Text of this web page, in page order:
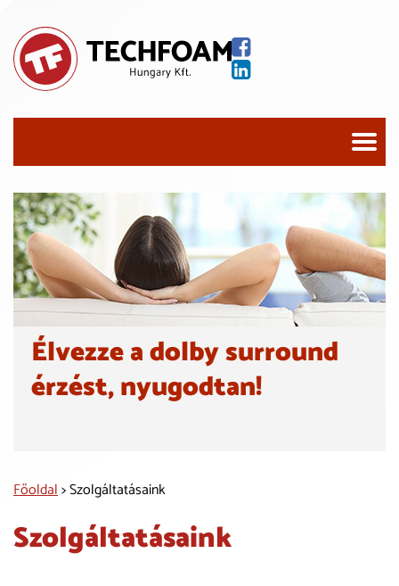
Élvezze a dolby surround
érzést, nyugodtan!
Főoldal> Szolgáltatásaink
Szolgáltatásaink